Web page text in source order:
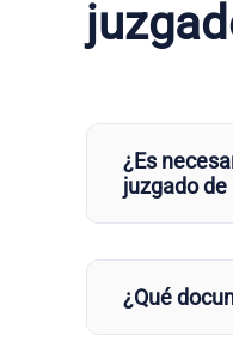
¿Es
juzgado de
¿Qué